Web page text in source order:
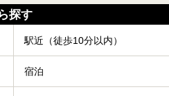
探す
駅近（徒歩10分以内）
宿泊